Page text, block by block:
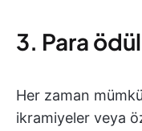
3. Para
Her zaman
ikramiyeler veya